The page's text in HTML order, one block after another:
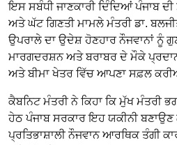
ਇਸ ਸਬੰਧੀ ਜਾਣਕਾਰੀ ਦਿੰਦਿਆਂ ਪੰਜਾਬ
ਅਤੇ ਘੱਟ ਗਿਣਤੀ ਮਾਮਲੇ ਮੰਤਰੀ ਡਾ.
ਉਪਰਾਲੇ ਦਾ ਉਦੇਸ਼ ਹੋਣਹਾਰ ਨੌਜਵਾਨਾਂ ਨੂੰ
ਮਾਰਗਦਰਸ਼ਨ ਅਤੇ ਬਰਾਬਰ ਦੇ ਮੌਕੇ
ਅਤੇ ਬੀਮਾ ਖੇਤਰ ਵਿੱਚ ਆਪਣਾ ਸਫ਼ਲ
ਕੈਬਨਿਟ ਮੰਤਰੀ ਨੇ ਕਿਹਾ ਕਿ ਮੁੱਖ ਮੰਤਰੀ
ਹੇਠ ਪੰਜਾਬ ਸਰਕਾਰ ਇਹ ਯਕੀਨੀ
ਪ੍ਰਤਿਭਾਸ਼ਾਲੀ ਨੌਜਵਾਨ ਆਰਥਿਕ ਤੰਗੀ